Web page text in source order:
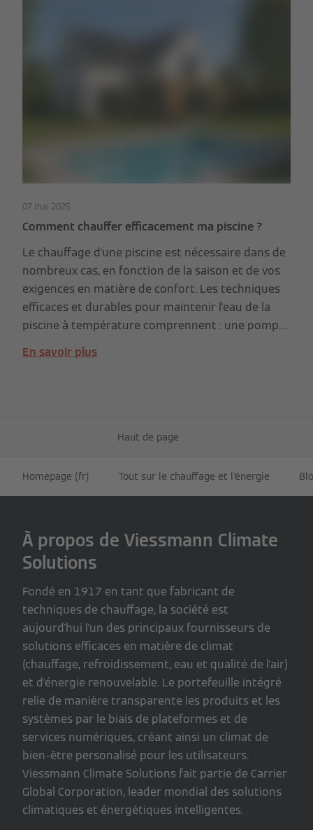
07 mai 2025
Comment chauffer efficacement ma piscine ?
Le chauffage d'une piscine est nécessaire dans de
nombreux cas, en fonction de la saison et de vos
exigences en matière de confort. Les techniques
efficaces et durables pour maintenir l'eau de la
piscine à température comprennent : une pompe
à chaleur, de préférence alimentée par des
panneaux solaires photovoltaïques, et des
En savoir plus
Haut de page
Homepage (fr) Tout sur le chauffage et l'énergie
À propos de Viessmann Climate
Solutions
Fondé en 1917 en tant que fabricant de
techniques de chauffage, la société est
aujourd'hui l'un des principaux fournisseurs de
solutions efficaces en matière de climat
(chauffage, refroidissement, eau et qualité de l'air)
et d'énergie renouvelable. Le portefeuille intégré
relie de manière transparente les produits et les
systèmes par le biais de plateformes et de
services numériques, créant ainsi un climat de
bien-être personalisé pour les utilisateurs.
Viessmann Climate Solutions fait partie de Carrier
Global Corporation, leader mondial des solutions
climatiques et énergétiques intelligentes.